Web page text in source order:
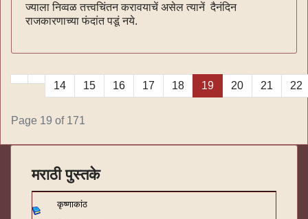
ज्याला निव्वळ तत्त्वचिंतन करावयाचें असेल त्यानें दैनंदिन
राजकारणाच्या फंदांत पडूं नये.
14 15 16 17 18 19 20 21 22
Page 19 of 171
मराठी पुस्तके
कृष्णाकांठ